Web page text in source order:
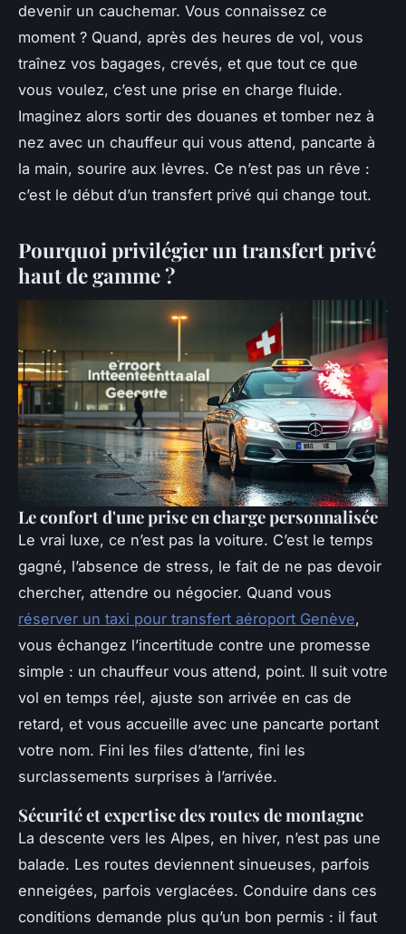
devenir un cauchemar. Vous connaissez ce
moment ? Quand, après des heures de vol, vous
traînez vos bagages, crevés, et que tout ce que
vous voulez, c’est une prise en charge fluide.
Imaginez alors sortir des douanes et tomber nez à
nez avec un chauffeur qui vous attend, pancarte à
la main, sourire aux lèvres. Ce n’est pas un rêve :
c’est le début d’un transfert privé qui change tout.
Pourquoi privilégier un transfert privé
haut de gamme ?
Le confort d'une prise en charge personnalisée
Le vrai luxe, ce n’est pas la voiture. C’est le temps
gagné, l’absence de stress, le fait de ne pas devoir
chercher, attendre ou négocier. Quand vous
réserver un taxi pour transfert aéroport Genève,
vous échangez l’incertitude contre une promesse
simple : un chauffeur vous attend, point. Il suit votre
vol en temps réel, ajuste son arrivée en cas de
retard, et vous accueille avec une pancarte portant
votre nom. Fini les files d’attente, fini les
surclassements surprises à l’arrivée.
Sécurité et expertise des routes de montagne
La descente vers les Alpes, en hiver, n’est pas une
balade. Les routes deviennent sinueuses, parfois
enneigées, parfois verglacées. Conduire dans ces
conditions demande plus qu’un bon permis : il faut